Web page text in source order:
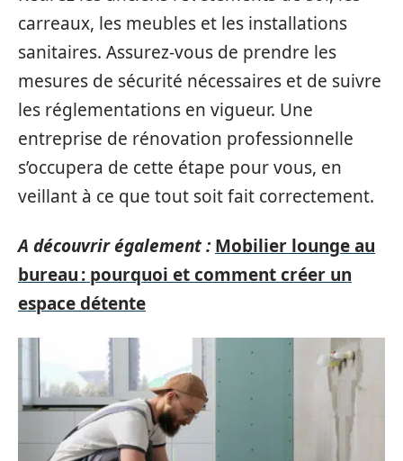
carreaux, les meubles et les installations
sanitaires. Assurez-vous de prendre les
mesures de sécurité nécessaires et de suivre
les réglementations en vigueur. Une
entreprise de rénovation professionnelle
s’occupera de cette étape pour vous, en
veillant à ce que tout soit fait correctement.
A découvrir également : Mobilier lounge au
bureau : pourquoi et comment créer un
espace détente